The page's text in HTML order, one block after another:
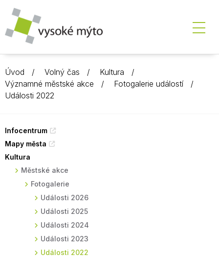
Úvod Volný čas
Kultura
Významné městské akce
Fotogalerie událostí
Události 2022
Infocentrum
Mapy města
Kultura
Městské akce
Fotogalerie
Události 2026
Události 2025
Události 2024
Události 2023
Události 2022